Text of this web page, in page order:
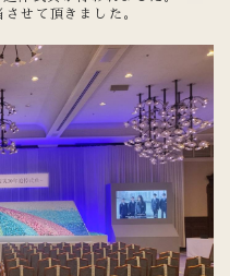
せて頂きました。